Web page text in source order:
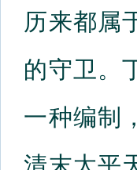
历来都属
的守卫。
一种编制